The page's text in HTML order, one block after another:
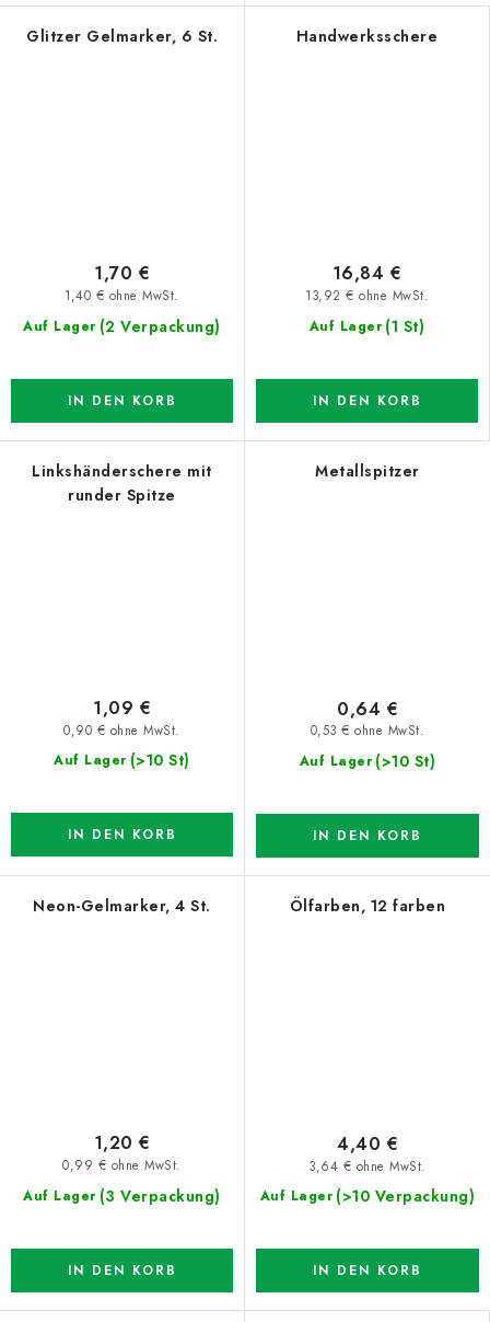
Glitzer Gelmarker, 6 St.
Auf Lager (2 Verpackung)
1,40 € ohne MwSt.
1,70 €
IN DEN KORB
Handwerksschere
Auf Lager (1 St)
13,92 € ohne MwSt.
16,84 €
IN DEN KORB
Linkshänderschere mit
runder Spitze
Auf Lager (>10 St)
0,90 € ohne MwSt.
1,09 €
IN DEN KORB
Metallspitzer
Auf Lager (>10 St)
0,53 € ohne MwSt.
0,64 €
IN DEN KORB
Neon-Gelmarker, 4 St.
Auf Lager (3 Verpackung)
0,99 € ohne MwSt.
1,20 €
IN DEN KORB
Ölfarben, 12 farben
Auf Lager (>10 Verpackung)
3,64 € ohne MwSt.
4,40 €
IN DEN KORB